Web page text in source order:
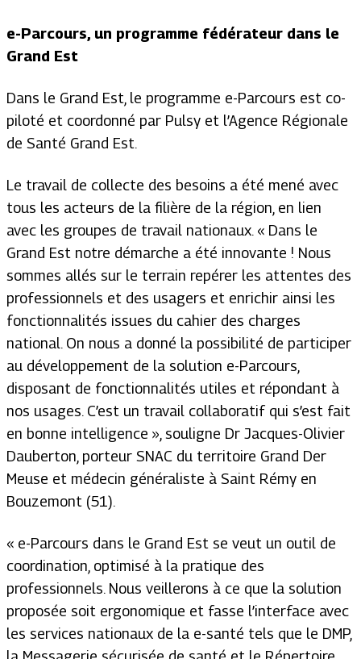
e-Parcours, un programme fédérateur dans le
Grand Est
Dans le Grand Est, le programme e-Parcours est co-
piloté et coordonné par Pulsy et l’Agence Régionale
de Santé Grand Est.
Le travail de collecte des besoins a été mené avec
tous les acteurs de la filière de la région, en lien
avec les groupes de travail nationaux. « Dans le
Grand Est notre démarche a été innovante ! Nous
sommes allés sur le terrain repérer les attentes des
professionnels et des usagers et enrichir ainsi les
fonctionnalités issues du cahier des charges
national. On nous a donné la possibilité de participer
au développement de la solution e-Parcours,
disposant de fonctionnalités utiles et répondant à
nos usages. C’est un travail collaboratif qui s’est fait
en bonne intelligence », souligne Dr Jacques-Olivier
Dauberton, porteur SNAC du territoire Grand Der
Meuse et médecin généraliste à Saint Rémy en
Bouzemont (51).
« e-Parcours dans le Grand Est se veut un outil de
coordination, optimisé à la pratique des
professionnels. Nous veillerons à ce que la solution
proposée soit ergonomique et fasse l’interface avec
les services nationaux de la e-santé tels que le DMP,